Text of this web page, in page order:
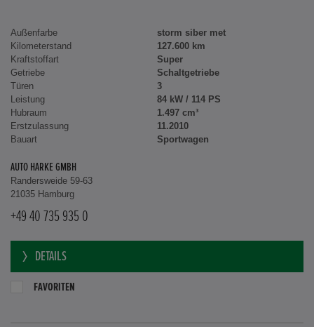
Außenfarbe
storm siber met
Kilometerstand
127.600 km
Kraftstoffart
Super
Getriebe
Schaltgetriebe
Türen
3
Leistung
84 kW / 114 PS
Hubraum
1.497 cm³
Erstzulassung
11.2010
Bauart
Sportwagen
AUTO HARKE GMBH
Randersweide 59-63
21035 Hamburg
+49 40 735 935 0
DETAILS
FAVORITEN